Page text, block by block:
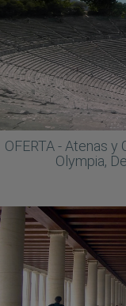
OFERTA - Atenas y
Olympia,